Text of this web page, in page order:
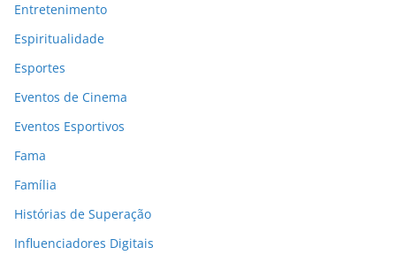
Entretenimento
Espiritualidade
Esportes
Eventos de Cinema
Eventos Esportivos
Fama
Família
Histórias de Superação
Influenciadores Digitais